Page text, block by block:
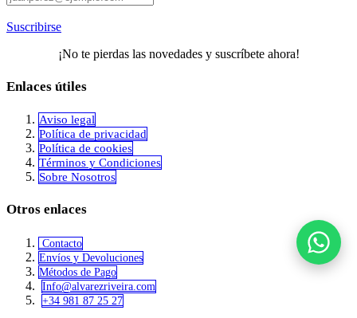
Suscribirse
¡No te pierdas las novedades y suscríbete ahora!
Enlaces útiles
Aviso legal
Política de privacidad
​Política de cookies
Términos y Condiciones
Sobre Nosotros
Otros enlaces
Contacto
Envíos y Devoluciones
Métodos de Pago
Info@alvar​​ezriveira.com
+34 981 87 25 27